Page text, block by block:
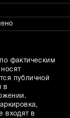
фактическим
публичной
в
входят в